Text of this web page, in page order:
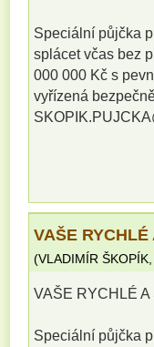
Speciální půjčka
splácet včas bez
000 000 Kč s
vyřízená
VAŠE
(VLADIMÍR ŠKOPÍK
VAŠE RYCHLÉ
Speciální půjčka